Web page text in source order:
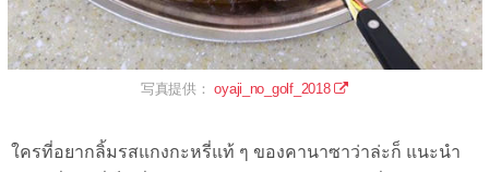
写真提供：oyaji_no_golf_2018
ใครที่อยากลิ้มรสแกงกะหรี่แท้ ๆ ของคานาซาว่าล่ะก็ แนะนำ